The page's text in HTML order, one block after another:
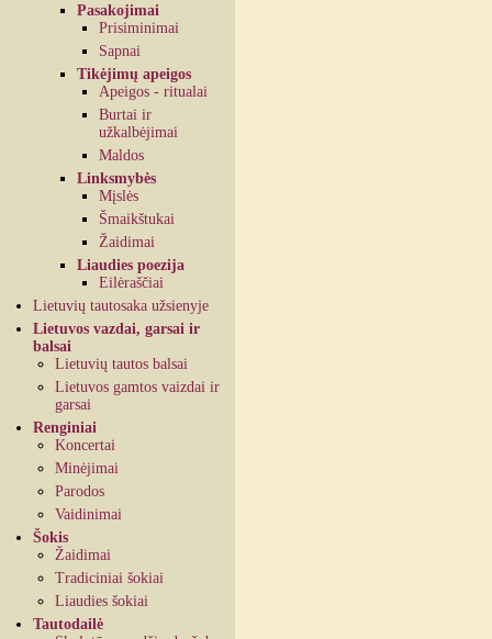
Pasakojimai
Prisiminimai
Sapnai
Tikėjimų apeigos
Apeigos - ritualai
Burtai ir
užkalbėjimai
Maldos
Linksmybės
Mįslės
Šmaikštukai
Žaidimai
Liaudies poezija
Eilėraščiai
Lietuvių tautosaka užsienyje
Lietuvos vazdai, garsai ir
balsai
Lietuvių tautos balsai
Lietuvos gamtos vaizdai ir
garsai
Renginiai
Koncertai
Minėjimai
Parodos
Vaidinimai
Šokis
Žaidimai
Tradiciniai šokiai
Liaudies šokiai
Tautodailė